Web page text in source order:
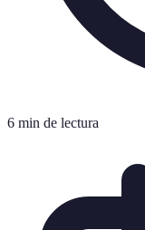
6 min de lectura